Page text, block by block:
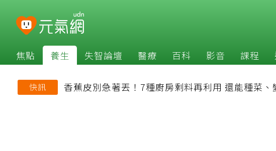
焦點 養生 失智論壇 醫療 百科 影音 課程
快訊 香蕉皮別急著丟！7種廚房剩料再利用 還能種菜、